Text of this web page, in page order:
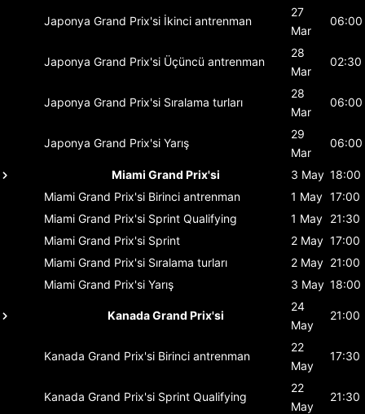
Japonya Grand Prix'si İkinci antrenman
27
Mar
06:00
Japonya Grand Prix'si Üçüncü antrenman
28
Mar
02:30
Japonya Grand Prix'si Sıralama turları
28
Mar
06:00
Japonya Grand Prix'si Yarış
29
Mar
06:00
Miami Grand Prix'si 3 May 18:00
Miami Grand Prix'si Birinci antrenman 1 May 17:00
Miami Grand Prix'si Sprint Qualifying 1 May 21:30
Miami Grand Prix'si Sprint 2 May 17:00
Miami Grand Prix'si Sıralama turları 2 May 21:00
Miami Grand Prix'si Yarış 3 May 18:00
Kanada Grand Prix'si
24
May
21:00
Kanada Grand Prix'si Birinci antrenman
22
May
17:30
Kanada Grand Prix'si Sprint Qualifying
22
May
21:30